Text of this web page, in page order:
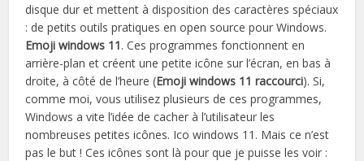
disque dur et mettent à disposition des caractères spéciaux
: de petits outils pratiques en open source pour Windows.
Emoji windows 11. Ces programmes fonctionnent en
arrière-plan et créent une petite icône sur l’écran, en bas à
droite, à côté de l’heure (Emoji windows 11 raccourci). Si,
comme moi, vous utilisez plusieurs de ces programmes,
Windows a vite l’idée de cacher à l’utilisateur les
nombreuses petites icônes. Ico windows 11. Mais ce n’est
pas le but ! Ces icônes sont là pour que je puisse les voir :